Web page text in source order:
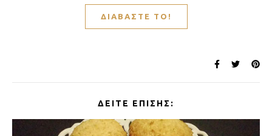
ΔΙΑΒΆΣΤΕ ΤΟ!
ΔΕΊΤΕ ΕΠΊΣΗΣ: